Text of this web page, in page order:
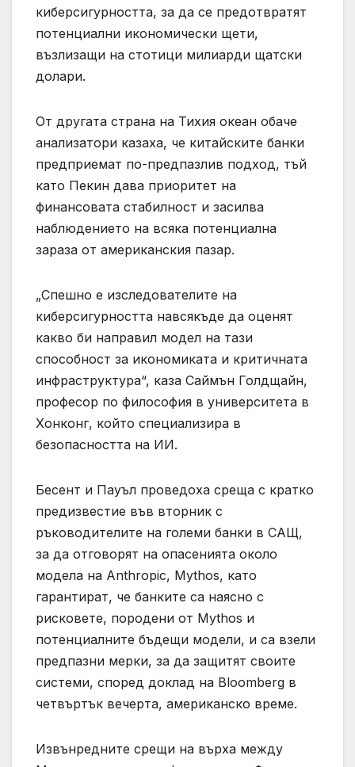
киберсигурността, за да се предотвратят
потенциални икономически щети,
възлизащи на стотици милиарди щатски
долари.
От другата страна на Тихия океан обаче
анализатори казаха, че китайските банки
предприемат по-предпазлив подход, тъй
като Пекин дава приоритет на
финансовата стабилност и засилва
наблюдението на всяка потенциална
зараза от американския пазар.
„Спешно е изследователите на
киберсигурността навсякъде да оценят
какво би направил модел на тази
способност за икономиката и критичната
инфраструктура“, каза Саймън Голдщайн,
професор по философия в университета в
Хонконг, който специализира в
безопасността на ИИ.
Бесент и Пауъл проведоха среща с кратко
предизвестие във вторник с
ръководителите на големи банки в САЩ,
за да отговорят на опасенията около
модела на Anthropic, Mythos, като
гарантират, че банките са наясно с
рисковете, породени от Mythos и
потенциалните бъдещи модели, и са взели
предпазни мерки, за да защитят своите
системи, според доклад на Bloomberg в
четвъртък вечерта, американско време.
Извънредните срещи на върха между